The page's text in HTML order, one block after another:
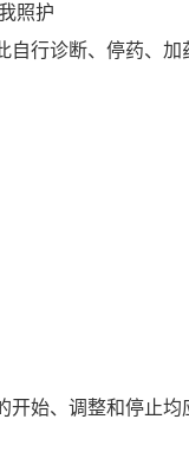
照护
自行诊断、停药、加
开始、调整和停止均